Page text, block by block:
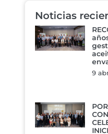
Noticias
9